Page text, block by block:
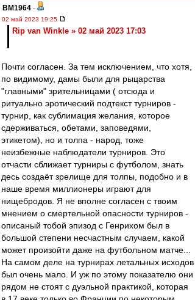
BM1964 -
02 май 2023 19:25
Rip van Winkle » 02 май 2023 17:03
Почти согласен. За тем исключением, что хотя,
по видимому, дамы были для рыцарства
"главными" зрительницами ( отсюда и
ритуально эротический подтекст турниров -
турнир, как сублимация желания, которое
сдерживаться, обетами, заповедями,
этикетом), но и толпа - народ, тоже
неизбежные наблюдатели турниров. Это
отчасти сближает турниры с футболом, знать
десь создаёт зрелище для толпы, подобно и в
наше время миллионеры играют для
нищебродов. Я не вполне согласен с твоим
мнением о смертельной опасности турниров -
описаный тобой эпизод с Генрихом был в
большой степени несчастным случаем, какой
может произойти даже на футбольном матче...
На самом деле на турнирах летальных исходов
был очень мало. И уж по этому показателю они
рядом не стоят с дуэльной практикой, которая